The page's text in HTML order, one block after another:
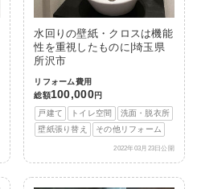
水回りの壁紙・クロスは機能
性を重視したものに|埼玉県
所沢市
リフォーム費用
総額100,000円
戸建て
トイレ空間
洗面・脱衣所
壁紙張り替え
その他リフォーム
2022年03月23日公開